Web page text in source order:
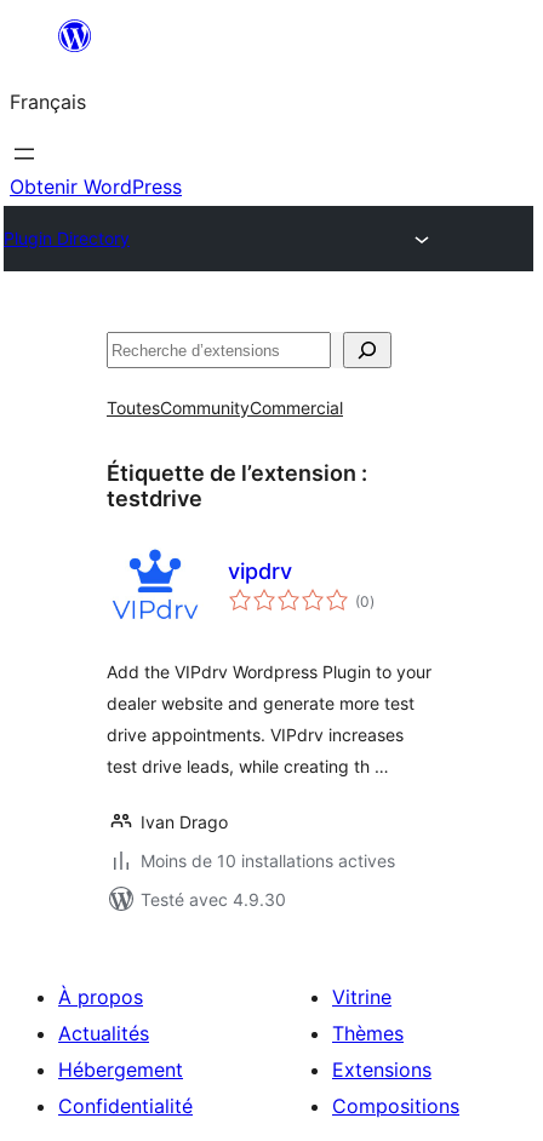
contenu
Français
Obtenir WordPress
Plugin Directory
Rechercher
ToutesCommunityCommercial
Étiquette de l’extension :
testdrive
vipdrv
(0notes
en
)
Add the VIPdrv Wordpress Plugin to your
dealer website and generate more test
drive appointments. VIPdrv increases
test drive leads, while creating th …
Ivan Drago
Moins de 10 installations actives
Testé avec 4.9.30
À propos
Actualités
Hébergement
Confidentialité
Vitrine
Thèmes
Extensions
Compositions